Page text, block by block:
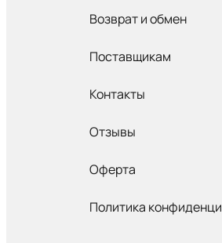
Возврат и обмен
Поставщикам
Контакты
Отзывы
Оферта
Политика